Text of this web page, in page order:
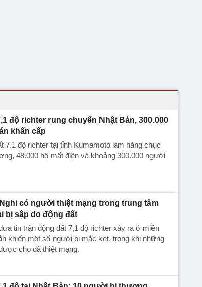
độ richter rung chuyển Nhật Bản, 300.000
khẩn cấp
7,1 độ richter tại tỉnh Kumamoto làm hàng chục
48.000 hộ mất điện và khoảng 300.000 người
có người thiệt mạng trong trung tâm
bị sập do động đất
tin trận động đất 7,1 độ richter xảy ra ở miền
khiến một số người bị mắc kẹt, trong khi những
cho đã thiệt mạng.